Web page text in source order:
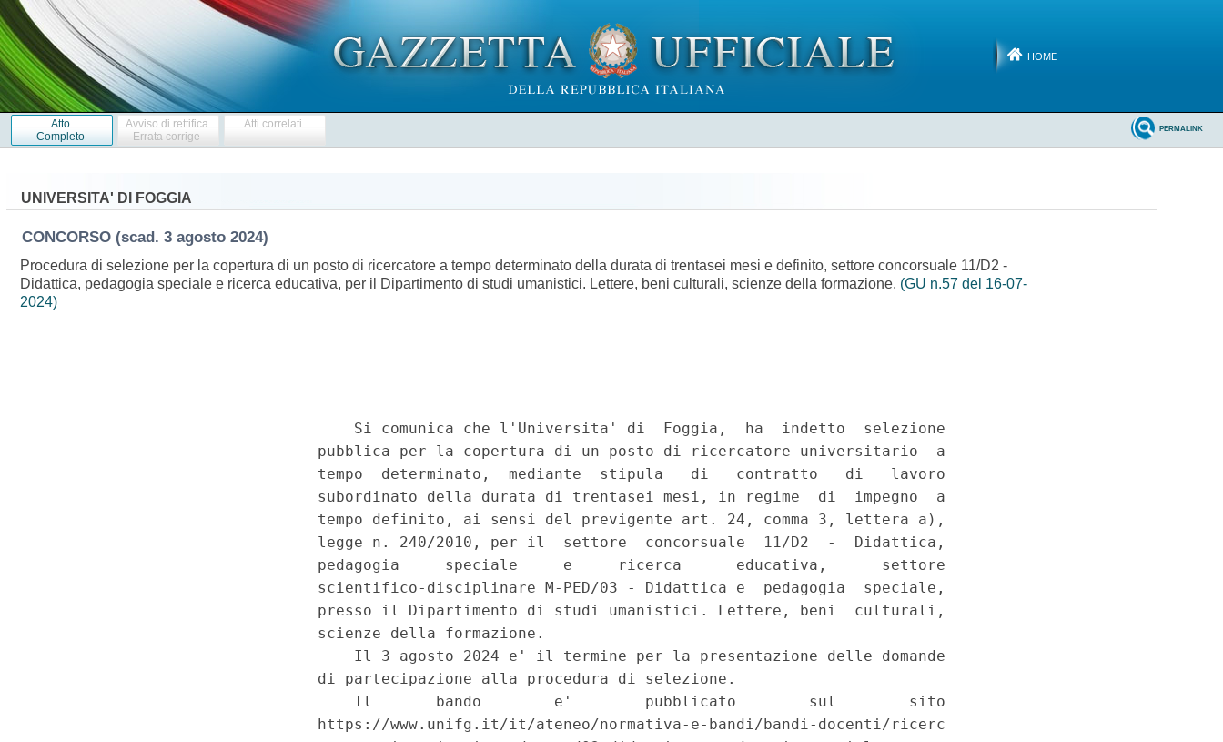
HOME
Atto
Completo
Avviso di rettifica
Errata corrige
Atti correlati PERMALINK
UNIVERSITA' DI FOGGIA
CONCORSO (scad. 3 agosto 2024)
Procedura di selezione per la copertura di un posto di ricercatore a tempo determinato della durata di trentasei mesi e definito, settore concorsuale 11/D2 -
Didattica, pedagogia speciale e ricerca educativa, per il Dipartimento di studi umanistici. Lettere, beni culturali, scienze della formazione. (GU n.57 del 16-07-
2024)